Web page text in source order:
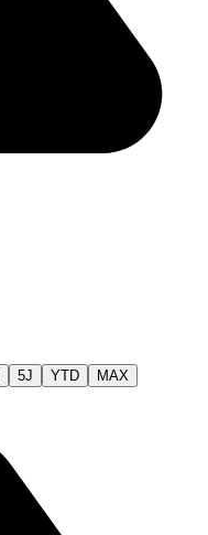
5J YTD MAX